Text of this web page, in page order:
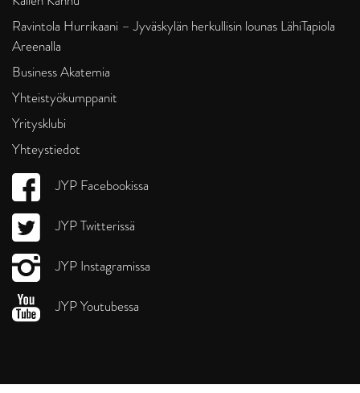
Ravintola Hurrikaani – Jyväskylän herkullisin lounas LähiTapiola
Areenalla
Business Akatemia
Yhteistyökumppanit
Yritysklubi
Yhteystiedot
JYP Facebookissa
JYP Twitterissä
JYP Instagramissa
JYP Youtubessa